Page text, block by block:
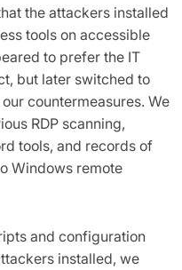
the attackers installed
tools on accessible
to prefer the IT
but later switched to
countermeasures. We
RDP scanning,
tools, and records of
Windows remote
and configuration
installed, we